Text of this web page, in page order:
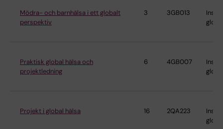
Mödra- och barnhälsa i ett globalt
perspektiv
3 3GB013
Praktisk global hälsa och
projektledning
6 4GB007
Projekt i global hälsa 16 2QA223